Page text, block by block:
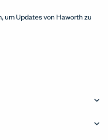
um Updates von Haworth zu